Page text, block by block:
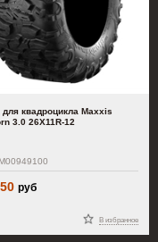
квадроцикла Maxxis
3.0 26X11R-12
руб
В избранное